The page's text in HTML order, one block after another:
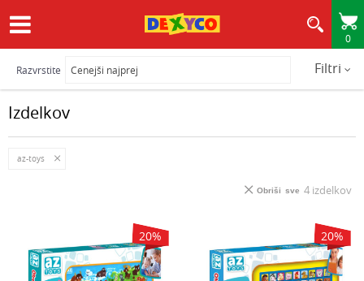
0
Izdelkov
Razvrstite Filtri
az-toys
4 izdelkov
Obriši sve
20% 20%